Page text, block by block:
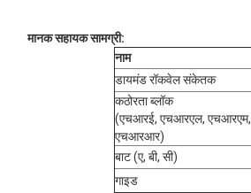
मानक सहायक सामग्री:
नाम
डायमंड रॉकवेल संकेतक
कठोरता ब्लॉक
(एचआरई, एचआरएल, एचआरएम,
एचआरआर)
बाट (ए, बी, सी)
गाइड